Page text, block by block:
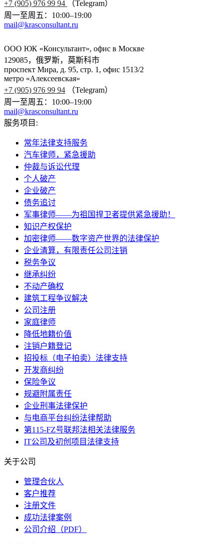
+7 (905) 976 99 94
（Telegram）
周一至周五：10:00–19:00
mail@krasconsultant.ru
ООО ЮК «Консультант», офис в Москве
129085，俄罗斯，莫斯科市
проспект Мира, д. 95, стр. 1, офис 1513/2
метро «Алексеевская»
+7 (905) 976 99 94 （Telegram）
周一至周五：10:00–19:00
mail@krasconsultant.ru
服务项目:
常年法律支持服务
汽车律师，紧急援助
仲裁与诉讼代理
个人破产
企业破产
债务追讨
军事律师——为祖国捍卫者提供紧急援助！
知识产权保护
加密律师——数字资产世界的法律保护
企业清算，有限责任公司注销
税务争议
继承纠纷
不动产确权
建筑工程争议解决
公司注册
家庭律师
降低地籍价值
注销户籍登记
招投标（电子拍卖）法律支持
开发商纠纷
保险争议
规避附属责任
企业刑事法律保护
与电商平台纠纷法律帮助
第115-FZ号联邦法相关法律服务
IT公司及初创项目法律支持
关于公司
管理合伙人
客户推荐
注册文件
成功法律案例
公司介绍（PDF）